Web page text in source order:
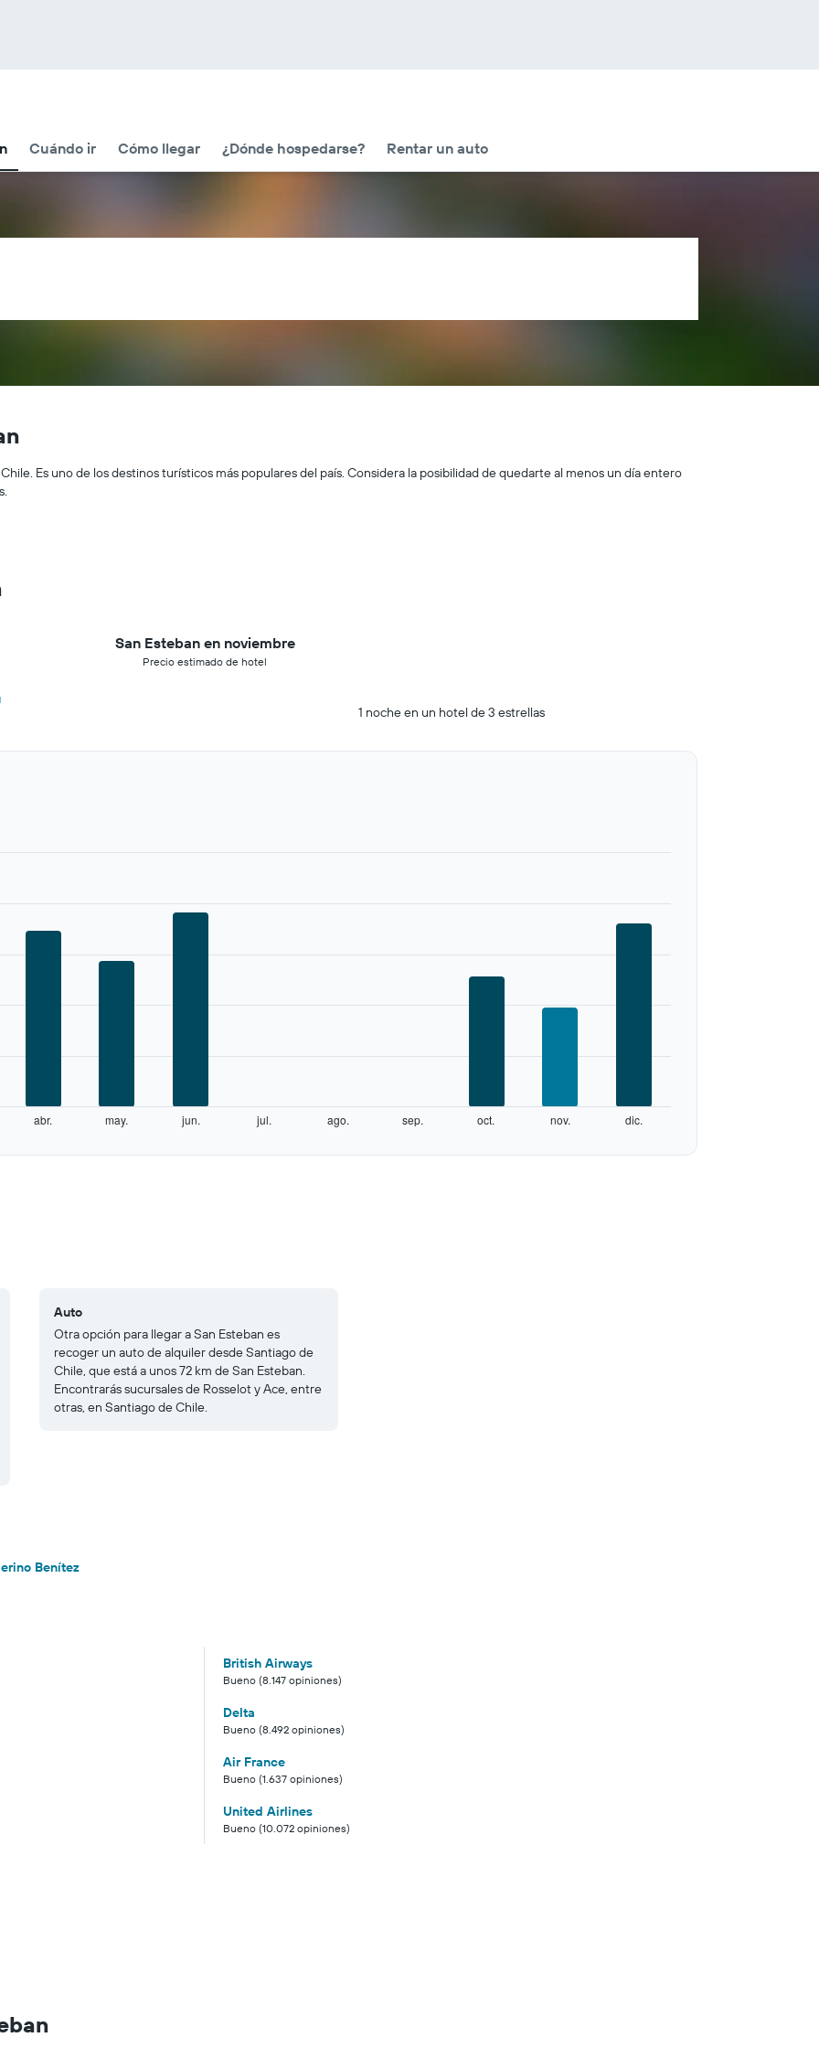
Cuándo ir Cómo llegar ¿Dónde hospedarse? Rentar un auto
Es uno de los destinos turísticos más populares del país. Considera la posibilidad de quedarte al menos un día entero
San Esteban en noviembre
Precio estimado de hotel
1 noche en un hotel de 3 estrellas
abr. may. jun. jul. ago. sep. oct. nov. dic.
Auto
Otra opción para llegar a San Esteban es
recoger un auto de alquiler desde Santiago de
Chile, que está a unos 72 km de San Esteban.
Encontrarás sucursales de Rosselot y Ace, entre
otras, en Santiago de Chile.
Benítez
British Airways
Bueno (8.147 opiniones)
Delta
Bueno (8.492 opiniones)
Air France
Bueno (1.637 opiniones)
United Airlines
Bueno (10.072 opiniones)